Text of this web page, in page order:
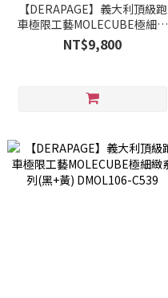
【DERAPAGE】義大利頂級跑
車極限工藝MOLECUBE極細緻
系列(黑+紅) DMOL101-C521
NT$9,800